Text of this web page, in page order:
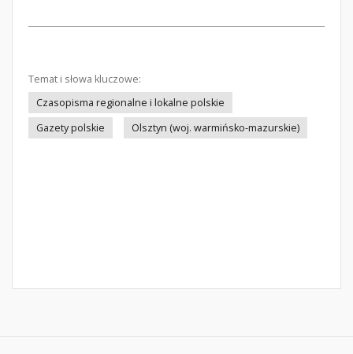
Temat i słowa kluczowe:
Czasopisma regionalne i lokalne polskie
Gazety polskie
Olsztyn (woj. warmińsko-mazurskie)